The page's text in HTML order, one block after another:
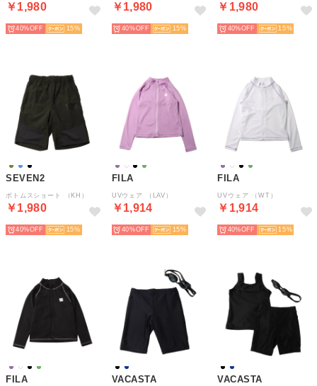
￥1,980
40% 15
￥1,980
40% 15
￥1,980
40% 15
SEVEN2
ボトムスショート （KH）
￥1,980
40% 15
FILA
UVウェア （LAV）
￥1,914
40% 15
FILA
UVウェア （WT）
￥1,914
40% 15
FILA VACASTA VACASTA